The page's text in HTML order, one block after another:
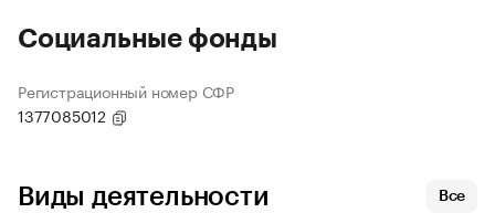
Социальные фонды
Регистрационный номер СФР
1377085012
Виды деятельности Все